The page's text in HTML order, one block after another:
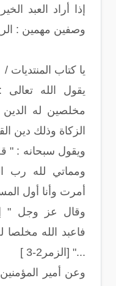
إذا أراد العبد
وصفين مهمين :
يا كتاب المنتديات /
يقول الله تعالى
مخلصين له الدين
الزكاة وذلك دين
ويقول سبحانه : "
ومماتي لله رب
أمرت وأنا أول
وقال عز وجل "
فاعبد الله مخلصا
..." [الزمر2-3 ]
وعن أمير